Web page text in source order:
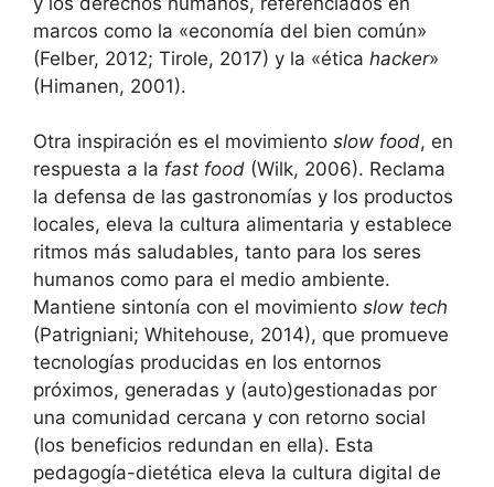
marcos como la «economía del bien común»
(Felber, 2012; Tirole, 2017) y la «ética hacker»
(Himanen, 2001).
Otra inspiración es el movimiento slow food, en
respuesta a la fast food (Wilk, 2006). Reclama
la defensa de las gastronomías y los productos
locales, eleva la cultura alimentaria y establece
ritmos más saludables, tanto para los seres
humanos como para el medio ambiente.
Mantiene sintonía con el movimiento slow tech
(Patrigniani; Whitehouse, 2014), que promueve
tecnologías producidas en los entornos
próximos, generadas y (auto)gestionadas por
una comunidad cercana y con retorno social
(los beneficios redundan en ella). Esta
pedagogía-dietética eleva la cultura digital de